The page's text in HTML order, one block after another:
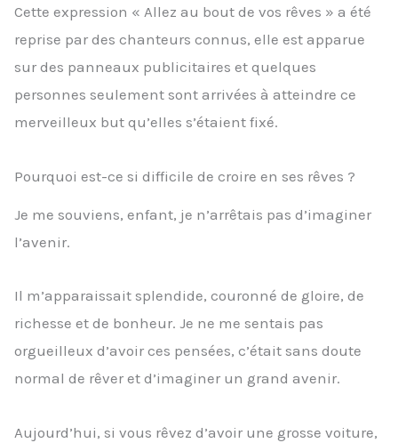
Cette expression « Allez au bout de vos rêves » a été
reprise par des chanteurs connus, elle est apparue
sur des panneaux publicitaires et quelques
personnes seulement sont arrivées à atteindre ce
merveilleux but qu’elles s’étaient fixé.
Pourquoi est-ce si difficile de croire en ses rêves ?
Je me souviens, enfant, je n’arrêtais pas d’imaginer
l’avenir.
Il m’apparaissait splendide, couronné de gloire, de
richesse et de bonheur. Je ne me sentais pas
orgueilleux d’avoir ces pensées, c’était sans doute
normal de rêver et d’imaginer un grand avenir.
Aujourd’hui, si vous rêvez d’avoir une grosse voiture,